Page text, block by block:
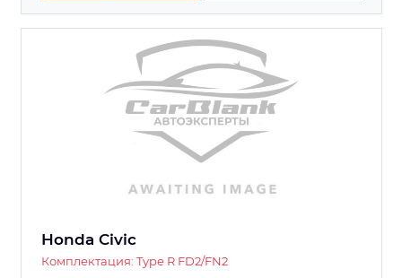
Honda Civic
Комплектация: Type R FD2/FN2